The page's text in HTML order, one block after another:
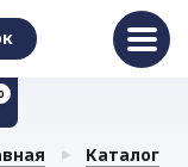
Каталог